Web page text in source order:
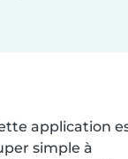
application
simple à